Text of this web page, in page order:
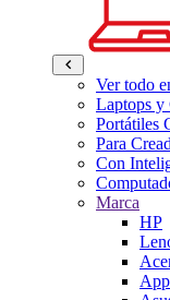
Ver todo
Laptops y
Portátiles
Para
Con
Marca
HP